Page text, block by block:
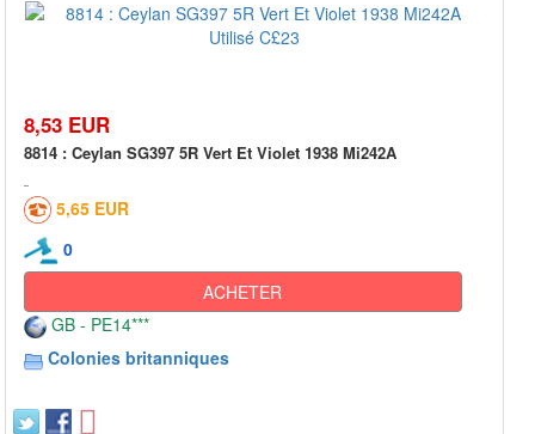
8,53 EUR
8814 : Ceylan SG397 5R Vert Et Violet 1938 Mi242A
5,65 EUR
0
ACHETER
GB - PE14***
Colonies britanniques